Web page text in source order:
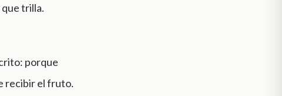
trilla.
porque
recibir el fruto.